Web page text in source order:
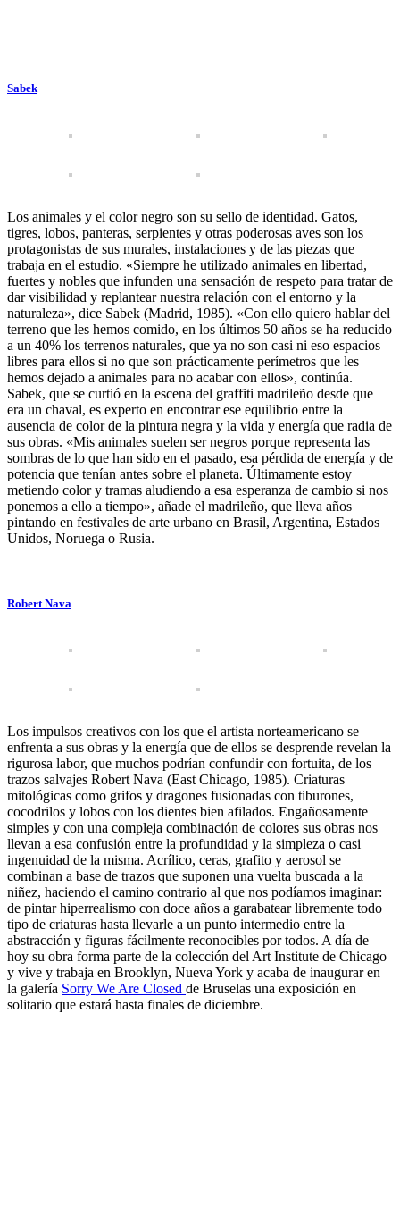
Sabek
Los animales y el color negro son su sello de identidad. Gatos,
tigres, lobos, panteras, serpientes y otras poderosas aves son los
protagonistas de sus murales, instalaciones y de las piezas que
trabaja en el estudio. «Siempre he utilizado animales en libertad,
fuertes y nobles que infunden una sensación de respeto para tratar de
dar visibilidad y replantear nuestra relación con el entorno y la
naturaleza», dice Sabek (Madrid, 1985). «Con ello quiero hablar del
terreno que les hemos comido, en los últimos 50 años se ha reducido
a un 40% los terrenos naturales, que ya no son casi ni eso espacios
libres para ellos si no que son prácticamente perímetros que les
hemos dejado a animales para no acabar con ellos», continúa.
Sabek, que se curtió en la escena del graffiti madrileño desde que
era un chaval, es experto en encontrar ese equilibrio entre la
ausencia de color de la pintura negra y la vida y energía que radia de
sus obras. «Mis animales suelen ser negros porque representa las
sombras de lo que han sido en el pasado, esa pérdida de energía y de
potencia que tenían antes sobre el planeta. Últimamente estoy
metiendo color y tramas aludiendo a esa esperanza de cambio si nos
ponemos a ello a tiempo», añade el madrileño, que lleva años
pintando en festivales de arte urbano en Brasil, Argentina, Estados
Unidos, Noruega o Rusia.
Robert Nava
Los impulsos creativos con los que el artista norteamericano se
enfrenta a sus obras y la energía que de ellos se desprende revelan la
rigurosa labor, que muchos podrían confundir con fortuita, de los
trazos salvajes Robert Nava (East Chicago, 1985). Criaturas
mitológicas como grifos y dragones fusionadas con tiburones,
cocodrilos y lobos con los dientes bien afilados. Engañosamente
simples y con una compleja combinación de colores sus obras nos
llevan a esa confusión entre la profundidad y la simpleza o casi
ingenuidad de la misma. Acrílico, ceras, grafito y aerosol se
combinan a base de trazos que suponen una vuelta buscada a la
niñez, haciendo el camino contrario al que nos podíamos imaginar:
de pintar hiperrealismo con doce años a garabatear libremente todo
tipo de criaturas hasta llevarle a un punto intermedio entre la
abstracción y figuras fácilmente reconocibles por todos. A día de
hoy su obra forma parte de la colección del Art Institute de Chicago
y vive y trabaja en Brooklyn, Nueva York y acaba de inaugurar en
la galería Sorry We Are Closed de Bruselas una exposición en
solitario que estará hasta finales de diciembre.